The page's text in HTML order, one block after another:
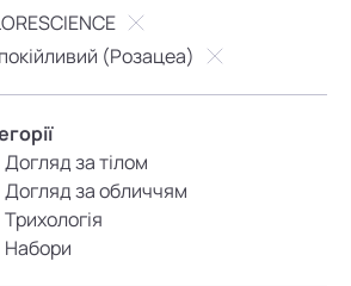
(Розацеа)
Догляд за тілом
Догляд за обличчям
Трихологія
Набори